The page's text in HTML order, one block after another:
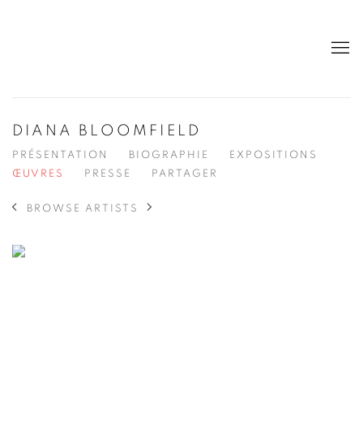
DIANA BLOOMFIELD
PRÉSENTATION BIOGRAPHIE
EXPOSITIONS
ŒUVRES
PRESSE PARTAGER
BROWSE ARTISTS